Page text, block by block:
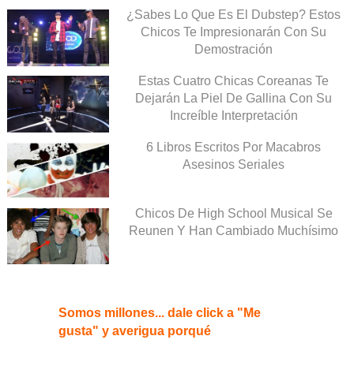
¿Sabes Lo Que Es El Dubstep? Estos
Chicos Te Impresionarán Con Su
Demostración
Estas Cuatro Chicas Coreanas Te
Dejarán La Piel De Gallina Con Su
Increíble Interpretación
6 Libros Escritos Por Macabros
Asesinos Seriales
Chicos De High School Musical Se
Reunen Y Han Cambiado Muchísimo
Somos millones... dale click a "Me
gusta" y averigua porqué